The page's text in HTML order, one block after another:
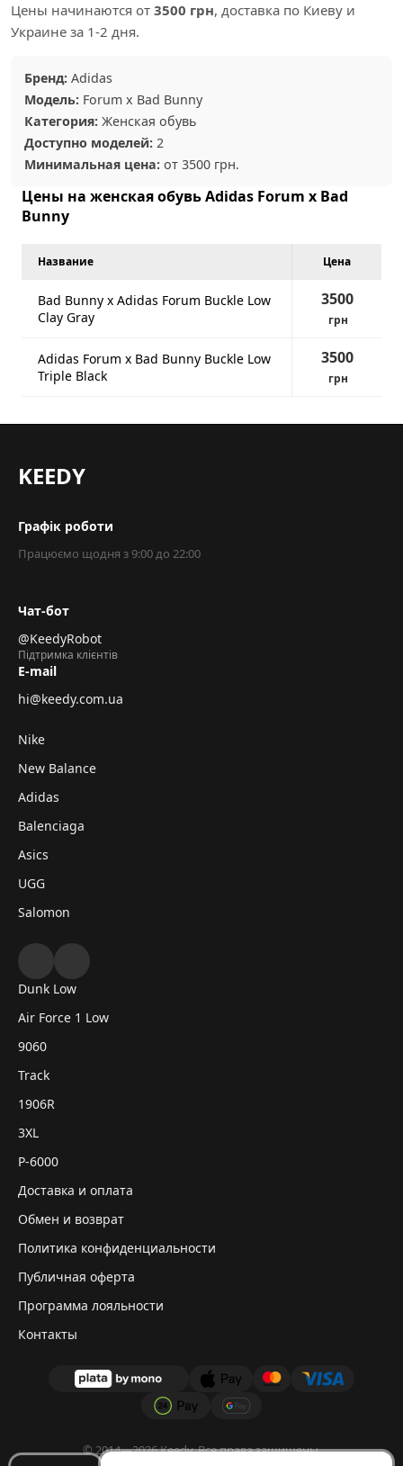
Цены начинаются от 3500 грн, доставка по Киеву и
Украине за 1-2 дня.
Бренд: Adidas
Модель: Forum x Bad Bunny
Категория: Женская обувь
Доступно моделей: 2
Минимальная цена: от 3500 грн.
Цены на женская обувь Adidas Forum x Bad
Bunny
Название Цена
Bad Bunny x Adidas Forum Buckle Low
Clay Gray
3500
грн
Adidas Forum x Bad Bunny Buckle Low
Triple Black
3500
грн
KEEDY
Графік роботи
Працюємо щодня з 9:00 до 22:00
Чат-бот
@KeedyRobot
Підтримка клієнтів
E-mail
hi@keedy.com.ua
Nike
New Balance
Adidas
Balenciaga
Asics
UGG
Salomon
Dunk Low
Air Force 1 Low
9060
Track
1906R
3XL
P-6000
Доставка и оплата
Обмен и возврат
Политика конфиденциальности
Публичная оферта
Программа лояльности
Контакты
© 2014—2026 Keedy. Все права защищены.